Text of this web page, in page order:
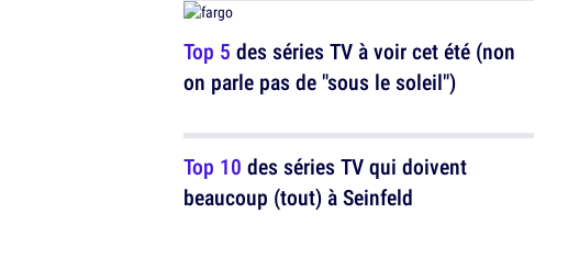
Top 5 des séries TV à voir cet été (non
on parle pas de "sous le soleil")
Top 10 des séries TV qui doivent
beaucoup (tout) à Seinfeld